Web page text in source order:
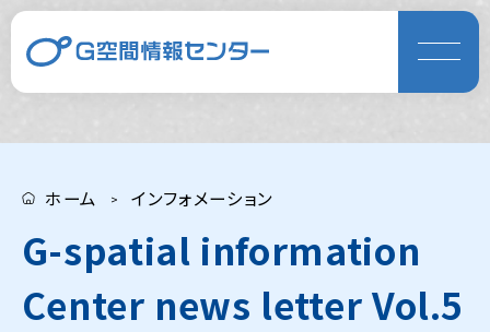
ホーム インフォメーション
G-spatial information
Center news letter Vol.5